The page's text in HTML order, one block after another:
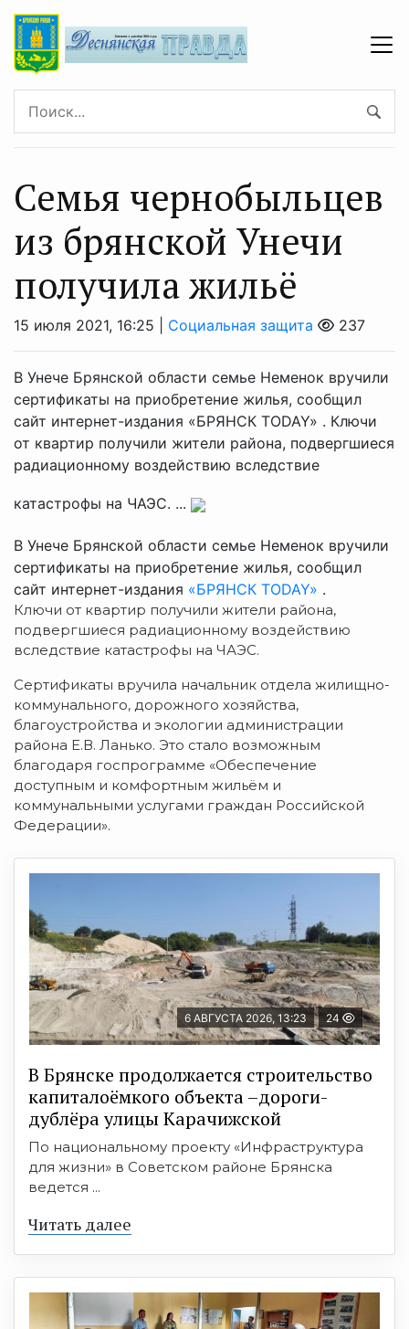
Семья чернобыльцев
из брянской Унечи
получила жильё
15 июля 2021, 16:25 | Социальная защита 237
В Унече Брянской области семье Неменок вручили
сертификаты на приобретение жилья, сообщил
сайт интернет-издания «БРЯНСК TODAY» . Ключи
от квартир получили жители района, подвергшиеся
радиационному воздействию вследствие
катастрофы на ЧАЭС. ...
В Унече Брянской области семье Неменок вручили
сертификаты на приобретение жилья, сообщил
сайт интернет-издания «БРЯНСК TODAY» .
Ключи от квартир получили жители района,
подвергшиеся радиационному воздействию
вследствие катастрофы на ЧАЭС.
Сертификаты вручила начальник отдела жилищно-
коммунального, дорожного хозяйства,
благоустройства и экологии администрации
района Е.В. Ланько. Это стало возможным
благодаря госпрограмме «Обеспечение
доступным и комфортным жильём и
коммунальными услугами граждан Российской
Федерации».
6 АВГУСТА 2026, 13:23 24
В Брянске продолжается строительство
капиталоёмкого объекта –дороги-
дублёра улицы Карачижской
По национальному проекту «Инфраструктура
для жизни» в Советском районе Брянска
ведется ...
Читать далее